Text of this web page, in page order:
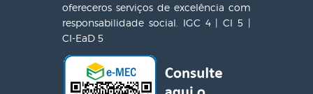
ofereceros serviços de excelência com
responsabilidade social. IGC 4 | CI 5 |
CI-EaD 5